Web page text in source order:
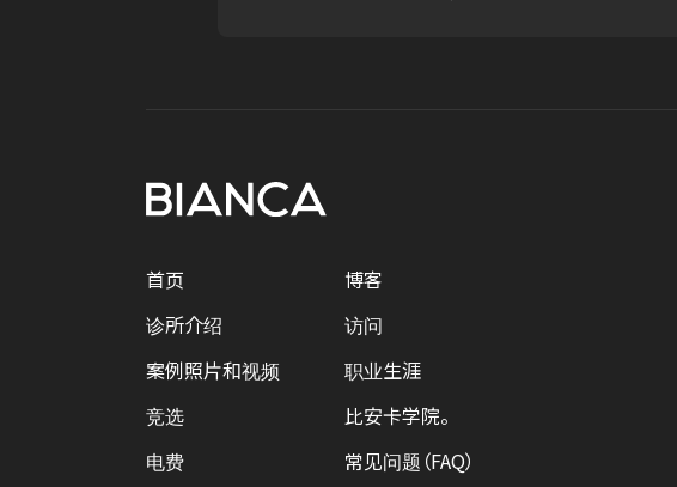
首页
诊所介绍
案例照片和视频
竞选
电费
博客
访问
职业生涯
比安卡学院。
常见问题（FAQ）